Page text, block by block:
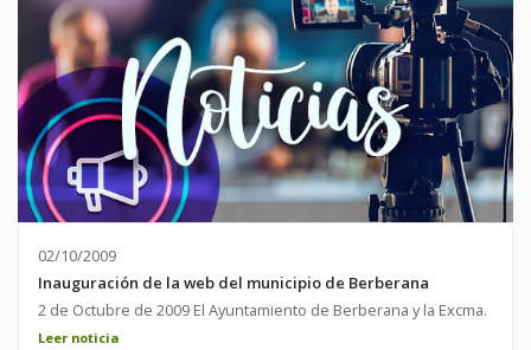
02/10/2009
Inauguración de la web del municipio de Berberana
2 de Octubre de 2009 El Ayuntamiento de Berberana y la Excma.
Diputacion de Burgos presentan la nueva web del Municipio,
Leer noticia